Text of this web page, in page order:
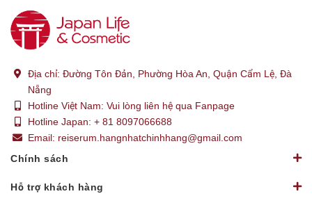
Địa chỉ: Đường Tôn Đản, Phường Hòa An, Quận Cẩm Lệ, Đà
Nẵng
Hotline Việt Nam: Vui lòng liên hệ qua Fanpage
Hotline Japan: + 81 8097066688
Email: reiserum.hangnhatchinhhang@gmail.com
Chính sách
Hỗ trợ khách hàng